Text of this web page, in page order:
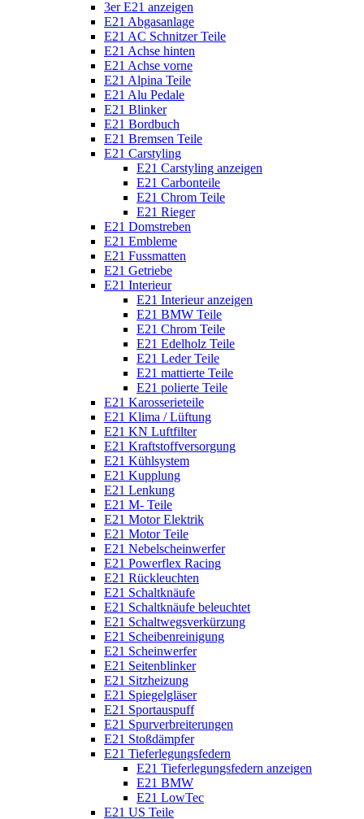
3er E21 anzeigen
E21 Abgasanlage
E21 AC Schnitzer Teile
E21 Achse hinten
E21 Achse vorne
E21 Alpina Teile
E21 Alu Pedale
E21 Blinker
E21 Bordbuch
E21 Bremsen Teile
E21 Carstyling
E21 Carstyling anzeigen
E21 Carbonteile
E21 Chrom Teile
E21 Rieger
E21 Domstreben
E21 Embleme
E21 Fussmatten
E21 Getriebe
E21 Interieur
E21 Interieur anzeigen
E21 BMW Teile
E21 Chrom Teile
E21 Edelholz Teile
E21 Leder Teile
E21 mattierte Teile
E21 polierte Teile
E21 Karosserieteile
E21 Klima / Lüftung
E21 KN Luftfilter
E21 Kraftstoffversorgung
E21 Kühlsystem
E21 Kupplung
E21 Lenkung
E21 M- Teile
E21 Motor Elektrik
E21 Motor Teile
E21 Nebelscheinwerfer
E21 Powerflex Racing
E21 Rückleuchten
E21 Schaltknäufe
E21 Schaltknäufe beleuchtet
E21 Schaltwegsverkürzung
E21 Scheibenreinigung
E21 Scheinwerfer
E21 Seitenblinker
E21 Sitzheizung
E21 Spiegelgläser
E21 Sportauspuff
E21 Spurverbreiterungen
E21 Stoßdämpfer
E21 Tieferlegungsfedern
E21 Tieferlegungsfedern anzeigen
E21 BMW
E21 LowTec
E21 US Teile